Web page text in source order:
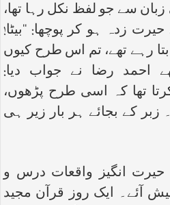
سے جو لفظ نکل رہا تھا،
زدہ ہو کر پوچھا: ‘‘بیٹا!
رہے تھے، تم اس طرح کیوں
احمد رضا نے جواب دیا:
تھا کہ اسی طرح پڑھوں،
زبر کے بجائے ہر بار زیر ہی
انگیز واقعات درس و
آئے۔ ایک روز قرآن مجید